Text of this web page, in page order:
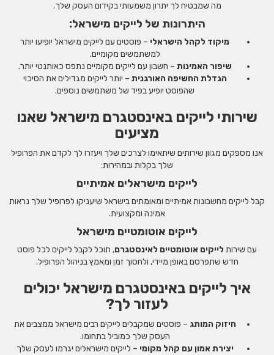
מה שמבטיח לך יתרון משמעותי בקידום העסק שלך.
היתרונות של לייקים מישראל:
מיקוד לקהל הישראלי – פוסטים עם לייקים מישראל יופיעו יותר
למשתמשים מקומיים.
שיפור האמינות – חשבון עם לייקים מקומיים נתפס כאותנטי יותר.
הגדלת החשיפה האורגנית – יותר לייקים מגדילים את הסיכוי
שהפוסט יופיע בפיד של משתמשים נוספים.
שירותי לייקים באינסטגרם מישראל שאנו
מציעים
אנו מספקים מגוון שירותים שיתאימו לצרכים שלך ויעזרו לך לקדם את הפרופיל
שלך בקלות ובמהירות:
לייקים מישראלים אמיתיים
קבל לייקים מחשבונות אמיתיים ומאומתים בישראל שיעניקו לפרופיל שלך נראות
אמינה ומקצועית.
לייקים אוטומטיים מישראל
עם שירות לייקים אוטומטיים לאינסטגרם, תוכל לקבל לייקים לכל פוסט
חדש שתפרסם באופן מיידי, ולחסוך זמן ומאמץ בניהול הפרופיל.
איך לייקים באינסטגרם מישראל יכולים
לעזור לך?
חיזוק המותג – פוסטים שמקבלים לייקים רבים מישראל ממצבים את
העסק שלך כמוביל בתחומו.
יצירת אמון עם קהל מקומי – לייקים מישראלים יגרמו לעסק שלך